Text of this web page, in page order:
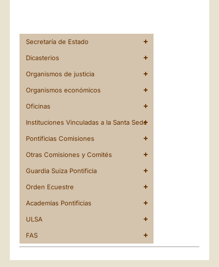
Secretaría de Estado
Dicasterios
Organismos de justicia
Organismos económicos
Oficinas
Instituciones Vinculadas a la Santa Sede
Pontificias Comisiones
Otras Comisiones y Comités
Guardia Suiza Pontificia
Orden Ecuestre
Academias Pontificias
ULSA
FAS